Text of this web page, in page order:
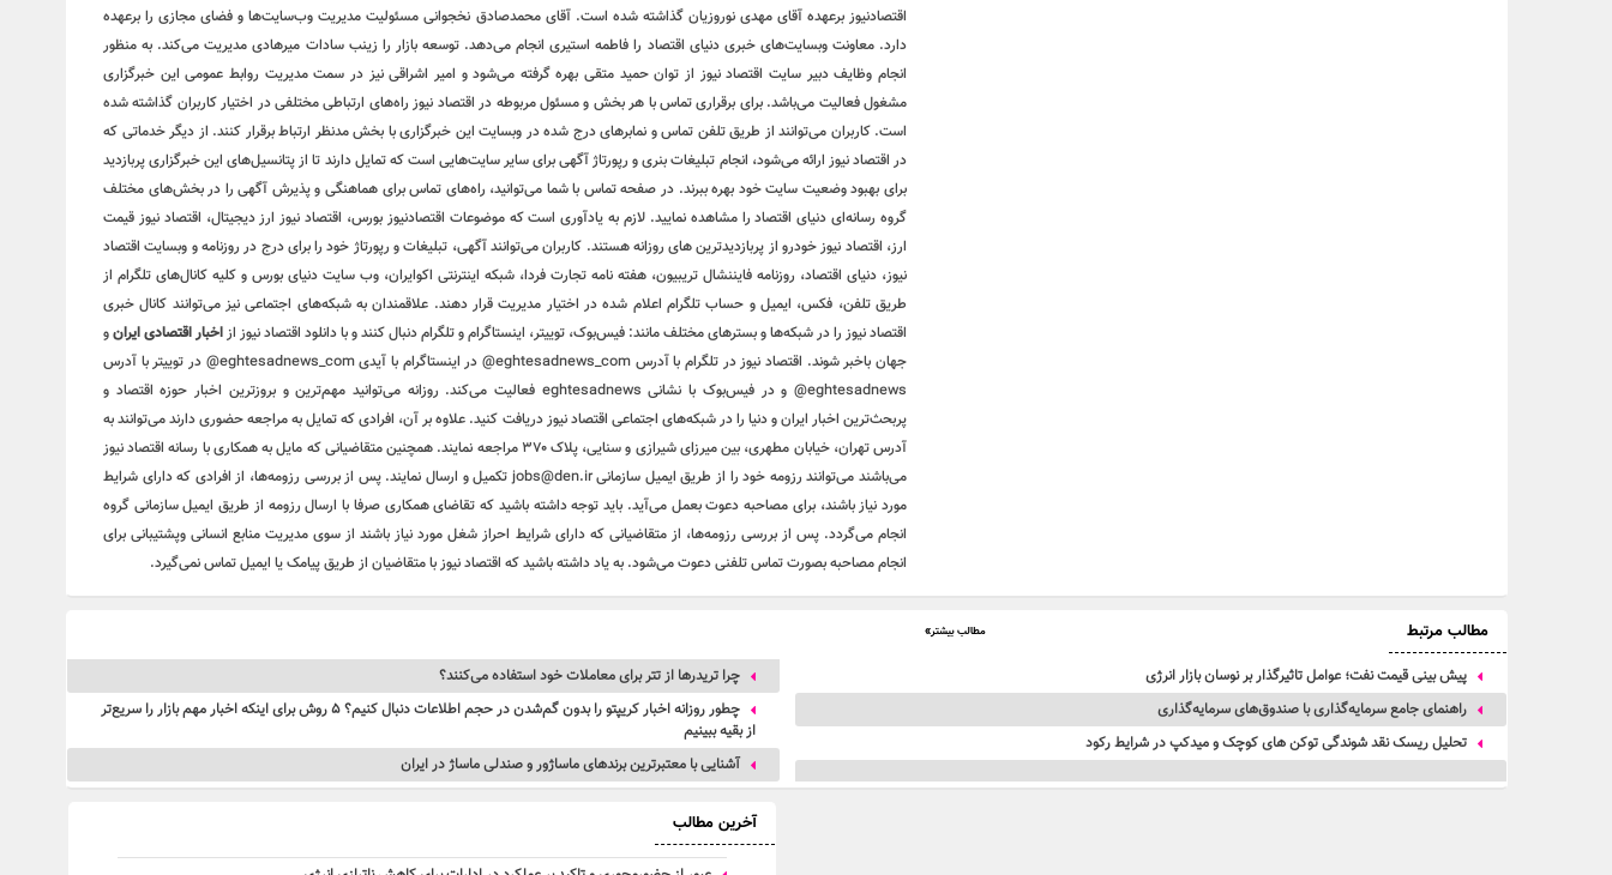
اقتصادنیوز برعهده آقای مهدی نوروزیان گذاشته شده است. آقای محمدصادق نخجوانی مسئولیت مدیریت وب‌سایت‌ها و فضای مجازی را برعهده
دارد. معاونت وبسایت‌های خبری دنیای اقتصاد را فاطمه استیری انجام می‌دهد. توسعه بازار را زینب سادات میرهادی مدیریت می‌کند. به منظور
انجام وظایف دبیر سایت اقتصاد نیوز از توان حمید متقی بهره گرفته می‌شود و امیر اشراقی نیز در سمت مدیریت روابط عمومی این خبرگزاری
مشغول فعالیت می‌باشد. برای برقراری تماس با هر بخش و مسئول مربوطه در اقتصاد نیوز راه‌های ارتباطی مختلفی در اختیار کاربران گذاشته شده
است. کاربران می‌توانند از طریق تلفن تماس و نمابرهای درج شده در وبسایت این خبرگزاری با بخش مدنظر ارتباط برقرار کنند. از دیگر خدماتی که
در اقتصاد نیوز ارائه می‌شود، انجام تبلیغات بنری و رپورتاژ آگهی برای سایر سایت‌هایی است که تمایل دارند تا از پتانسیل‌های این خبرگزاری پربازدید
برای بهبود وضعیت سایت خود بهره ببرند. در صفحه تماس با شما می‌توانید، راه‌های تماس برای هماهنگی و پذیرش آگهی را در بخش‌های مختلف
گروه رسانه‌ای دنیای اقتصاد را مشاهده نمایید. لازم به یادآوری است که موضوعات اقتصادنیوز بورس، اقتصاد نیوز ارز دیجیتال، اقتصاد نیوز قیمت
ارز، اقتصاد نیوز خودرو از پربازدیدترین های روزانه هستند. کاربران می‌توانند آگهی، تبلیغات و رپورتاژ خود را برای درج در روزنامه و وبسایت اقتصاد
نیوز، دنیای اقتصاد، روزنامه فایننشال تریبیون، هفته نامه تجارت فردا، شبکه اینترنتی اکوایران، وب سایت دنیای بورس و کلیه کانال‌های تلگرام از
طریق تلفن، فکس، ایمیل و حساب تلگرام اعلام شده در اختیار مدیریت قرار دهند. علاقمندان به شبکه‎‌های اجتماعی نیز می‌توانند کانال خبری
اقتصاد نیوز را در شبکه‌ها و بسترهای مختلف مانند: فیس‌بوک، توییتر، اینستاگرام و تلگرام دنبال کنند و با دانلود اقتصاد نیوز ازاخبار اقتصادی ایرانو
جهان باخبر شوند. اقتصاد نیوز در تلگرام با آدرس eghtesadnews_com@ در اینستاگرام با آیدی eghtesadnews_com@ در توییتر با آدرس
eghtesadnews@ و در فیس‌بوک با نشانی eghtesadnews فعالیت می‌کند. روزانه می‌توانید مهم‌ترین و بروزترین اخبار حوزه اقتصاد و
پربحث‌ترین اخبار ایران و دنیا را در شبکه‌های اجتماعی اقتصاد نیوز دریافت کنید. علاوه بر آن، افرادی که تمایل به مراجعه حضوری دارند می‌توانند به
آدرس تهران، خیابان مطهری، بین میرزای شیرازی و سنایی، پلاک ۳۷۰ مراجعه نمایند. همچنین متقاضیانی که مایل به همکاری با رسانه‌ اقتصاد نیوز
می‌باشند می‌توانند رزومه خود را از طریق ایمیل سازمانی jobs@den.ir تکمیل و ارسال نمایند. پس از بررسی رزومه‌ها، از افرادی که دارای شرایط
مورد نیاز باشند، برای مصاحبه دعوت بعمل می‌آید. باید توجه داشته باشید که تقاضای همکاری صرفا با ارسال رزومه از طریق ایمیل سازمانی گروه
انجام می‌گردد. پس از بررسی رزومه‌ها، از متقاضیانی که دارای شرایط احراز شغل مورد نیاز باشند از سوی مدیریت منابع انسانی وپشتیبانی برای
انجام مصاحبه بصورت تماس تلفنی دعوت می‌شود. به یاد داشته باشید که اقتصاد نیوز با متقاضیان از طریق پیامک یا ایمیل تماس نمی‌گیرد.
مطالب مرتبط مطالب بیشتر»
پیش بینی قیمت نفت؛ عوامل تاثیرگذار بر نوسان بازار انرژی
راهنمای جامع سرمایه‌گذاری با صندوق‌های سرمایه‌گذاری
تحلیل ریسک نقد شوندگی توکن های کوچک و میدکپ در شرایط رکود
چرا تریدرها از تتر برای معاملات خود استفاده می‌کنند؟
چطور روزانه اخبار کریپتو را بدون گم‌شدن در حجم اطلاعات دنبال کنیم؟ ۵ روش برای اینکه اخبار مهم بازار را سریع‌تر
از بقیه ببینیم
آشنایی با معتبرترین برندهای ماساژور و صندلی ماساژ در ایران
آخرین مطالب